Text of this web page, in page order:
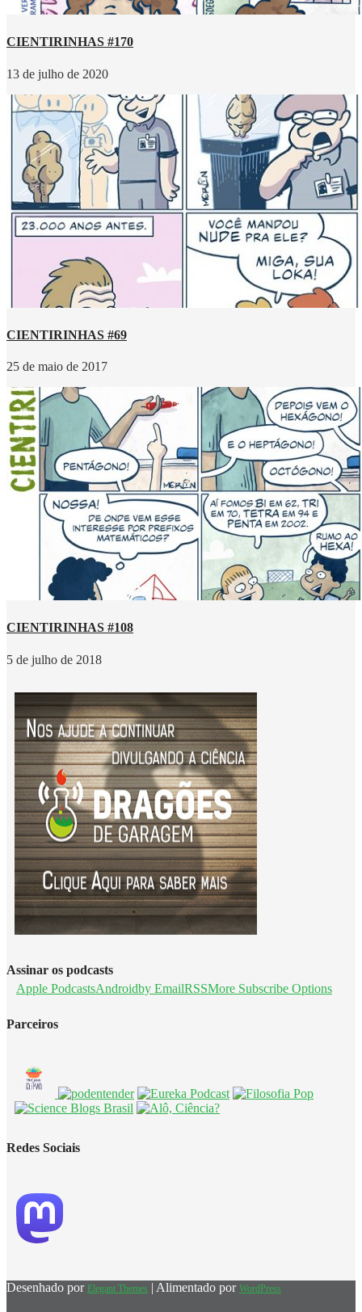
CIENTIRINHAS #170
13 de julho de 2020
CIENTIRINHAS #69
25 de maio de 2017
CIENTIRINHAS #108
5 de julho de 2018
Assinar os podcasts
Apple PodcastsAndroidby EmailRSSMore Subscribe Options
Parceiros
Redes Sociais
Desenhado por Elegant Themes | Alimentado por WordPress